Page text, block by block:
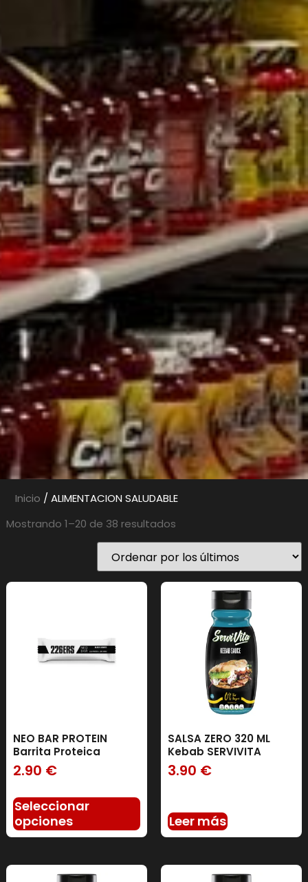
Inicio / ALIMENTACION SALUDABLE
Mostrando 1–20 de 38 resultados
NEO BAR PROTEIN
Barrita Proteica
2.90 €
Seleccionar
opciones
SALSA ZERO 320 ML
Kebab SERVIVITA
3.90 €
Leer más